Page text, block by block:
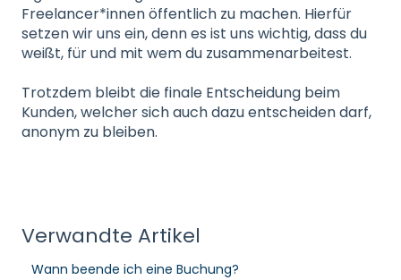
Freelancer*innen öffentlich zu machen. Hierfür
setzen wir uns ein, denn es ist uns wichtig, dass du
weißt, für und mit wem du zusammenarbeitest.
Trotzdem bleibt die finale Entscheidung beim
Kunden, welcher sich auch dazu entscheiden darf,
anonym zu bleiben.
Verwandte Artikel
Wann beende ich eine Buchung?